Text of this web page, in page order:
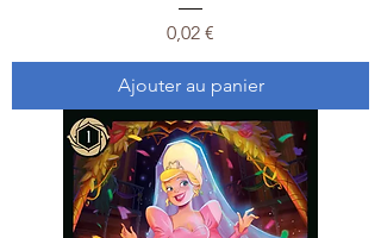
Prix
0,02 €
Ajouter au panier